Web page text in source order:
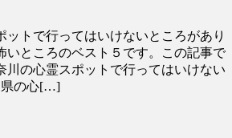
ットで行ってはいけないところがあり
いところのベスト５です。この記事で
川の心霊スポットで行ってはいけない
県の心[…]